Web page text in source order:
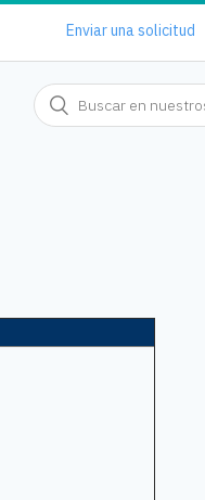
Enviar una solicitud